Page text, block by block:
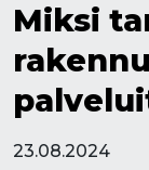
Miksi
23.08.2024